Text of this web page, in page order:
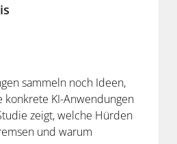
sammeln noch Ideen,
KI-Anwendungen
zeigt, welche Hürden
und warum